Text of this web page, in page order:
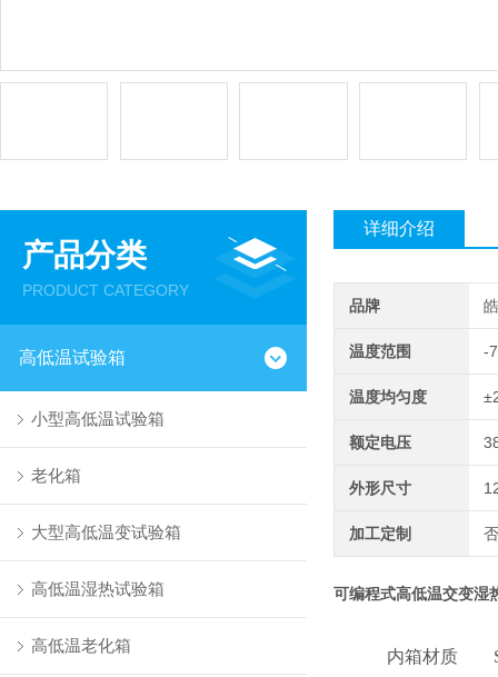
产品分类
PRODUCT CATEGORY
高低温试验箱
小型高低温试验箱
老化箱
大型高低温变试验箱
高低温湿热试验箱
高低温老化箱
详细介绍
品牌
温度范围 -
温度均匀度
额定电压
外形尺寸
加工定制
可编程式高低温交变湿
内箱材质